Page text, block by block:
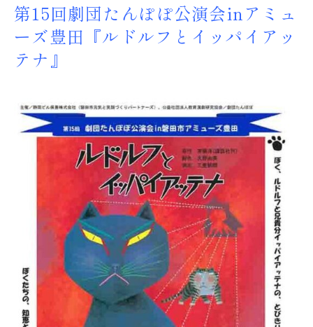
第15回劇団たんぽぽ公演会inアミュ
ーズ豊田『ルドルフとイッパイアッ
テナ』